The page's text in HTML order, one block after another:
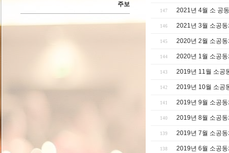
주보
147 2021년 4월 소 공
146 2021년 3월 소공
145 2020년 2월 소공
144 2020년 1월 소공
143 2019년 11월 소공
142 2019년 10월 소공
141 2019년 9월 소공
140 2019년 8월 소공
139 2019년 7월 소공
138 2019년 6월 소공